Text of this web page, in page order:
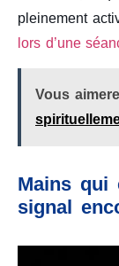
pleinement
lors d’une
Vous
Mains qui
signal